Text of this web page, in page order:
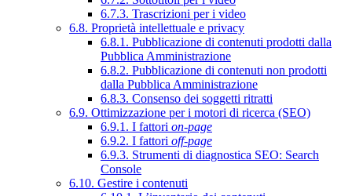
6.7.3. Trascrizioni per i video
6.8. Proprietà intellettuale e privacy
6.8.1. Pubblicazione di contenuti prodotti dalla
Pubblica Amministrazione
6.8.2. Pubblicazione di contenuti non prodotti
dalla Pubblica Amministrazione
6.8.3. Consenso dei soggetti ritratti
6.9. Ottimizzazione per i motori di ricerca (SEO)
6.9.1. I fattori on-page
6.9.2. I fattori off-page
6.9.3. Strumenti di diagnostica SEO: Search
Console
6.10. Gestire i contenuti